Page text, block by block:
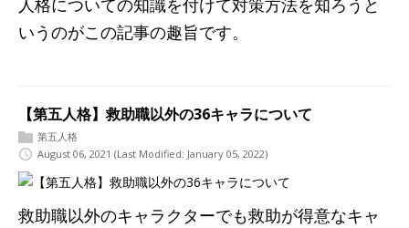
人格についての知識を付けて対策方法を知ろうと
いうのがこの記事の趣旨です。
【第五人格】救助職以外の36キャラについて
第五人格
August 06, 2021 (Last Modified: January 05, 2022)
救助職以外のキャラクターでも救助が得意なキャ